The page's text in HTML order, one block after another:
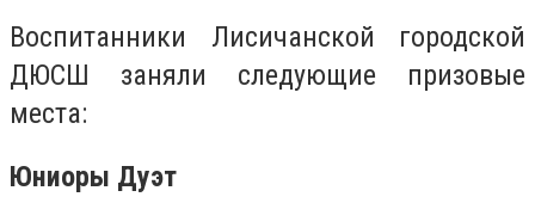
Воспитанники Лисичанской городской
ДЮСШ заняли следующие призовые
места:
Юниоры Дуэт